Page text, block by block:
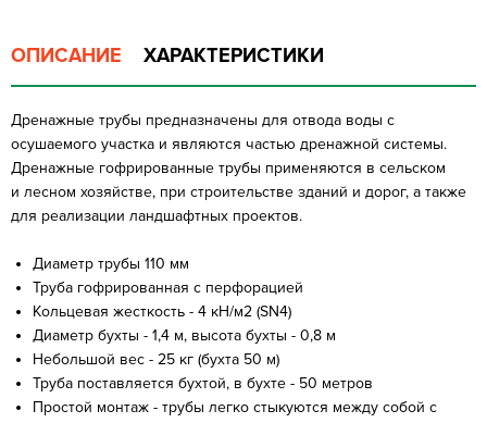
ОПИСАНИЕ ХАРАКТЕРИСТИКИ
Дренажные трубы предназначены для отвода воды с
осушаемого участка и являются частью дренажной системы.
Дренажные гофрированные трубы применяются в сельском
и лесном хозяйстве, при строительстве зданий и дорог, а также
для реализации ландшафтных проектов.
Диаметр трубы 110 мм
Труба гофрированная с перфорацией
Кольцевая жесткость - 4 кН/м2 (SN4)
Диаметр бухты - 1,4 м, высота бухты - 0,8 м
Небольшой вес - 25 кг (бухта 50 м)
Труба поставляется бухтой, в бухте - 50 метров
Простой монтаж - трубы легко стыкуются между собой с